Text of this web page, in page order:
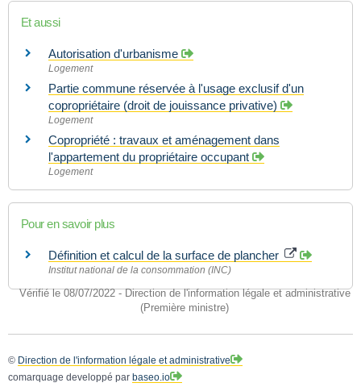
Vérifié le 08/07/2022 - Direction de l'information légale et administrative
(Première ministre)
Et aussi
Autorisation d'urbanisme
Logement
Partie commune réservée à l'usage exclusif d'un
copropriétaire (droit de jouissance privative)
Logement
Copropriété : travaux et aménagement dans
l'appartement du propriétaire occupant
Logement
Pour en savoir plus
Définition et calcul de la surface de plancher
Institut national de la consommation (INC)
© Direction de l'information légale et administrative
comarquage developpé par baseo.io